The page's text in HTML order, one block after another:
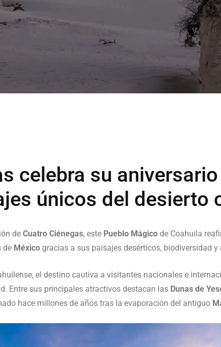
celebra su
únicos del desierto
de Cuatro Ciénegas, este Pueblo Mágico de Coahuila
de México gracias a sus paisajes desérticos, biodiversidad
el destino cautiva a visitantes nacionales e
Entre sus principales atractivos destacan las Dunas de
hace millones de años tras la evaporación del antiguo